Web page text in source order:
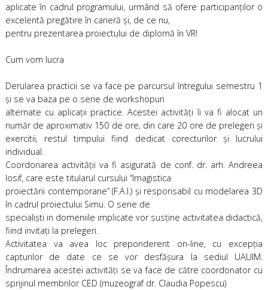
aplicate în cadrul programului, urmând să ofere participanţilor o
excelentă pregătire în carieră şi, de ce nu,
pentru prezentarea proiectului de diplomă în VR!
Cum vom lucra
Derularea practicii se va face pe parcursul întregului semestru 1
şi se va baza pe o serie de workshopuri
alternate cu aplicaţii practice. Acestei activităţi îi va fi alocat un
număr de aproximativ 150 de ore, din care 20 ore de prelegeri şi
exercitii, restul timpului fiind dedicat corecturilor şi lucrului
individual.
Coordonarea activităţii va fi asigurată de conf. dr. arh. Andreea
Iosif, care este titularul cursului “Imagistica
proiectării contemporane” (F.A.I.) şi responsabil cu modelarea 3D
în cadrul proiectului Simu. O serie de
specialişti in domeniile implicate vor susţine activitatea didactică,
fiind invitaţi la prelegeri.
Activitatea va avea loc preponderent on-line, cu excepţia
capturilor de date ce se vor desfăşura la sediul UAUIM.
Îndrumarea acestei activităţi se va face de către coordonator cu
sprijinul membrilor CED (muzeograf dr. Claudia Popescu)